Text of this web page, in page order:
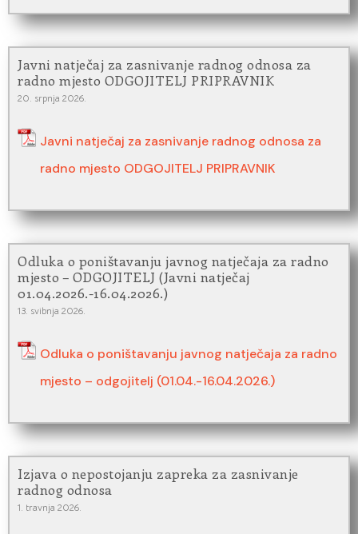
Javni natječaj za zasnivanje radnog odnosa za
radno mjesto ODGOJITELJ PRIPRAVNIK
20. srpnja 2026.
Javni natječaj za zasnivanje radnog odnosa za
radno mjesto ODGOJITELJ PRIPRAVNIK
Odluka o poništavanju javnog natječaja za radno
mjesto – ODGOJITELJ (Javni natječaj
01.04.2026.-16.04.2026.)
13. svibnja 2026.
Odluka o poništavanju javnog natječaja za radno
mjesto – odgojitelj (01.04.-16.04.2026.)
Izjava o nepostojanju zapreka za zasnivanje
radnog odnosa
1. travnja 2026.